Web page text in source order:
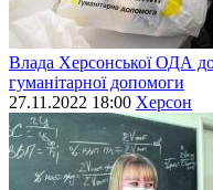
Влада Херсонської ОДА
гуманітарної допомоги
27.11.2022 18:00 Херсон